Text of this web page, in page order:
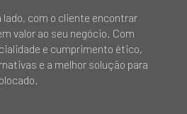
lado, com o cliente encontrar
valor ao seu negócio. Com
e cumprimento ético,
e a melhor solução para